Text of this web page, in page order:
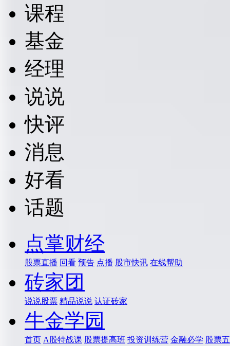
课程
基金
经理
说说
快评
消息
好看
话题
点掌财经
股票直播 回看 预告 点播 股市快讯 在线帮助
砖家团
说说股票 精品说说 认证砖家
牛金学园
首页 A股特战课 股票提高班 投资训练营 金融必学 股票